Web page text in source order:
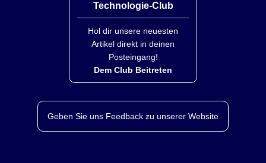
Technologie-Club
Hol dir unsere neuesten
Artikel direkt in deinen
Posteingang!
Dem Club Beitreten
Geben Sie uns Feedback zu unserer Website